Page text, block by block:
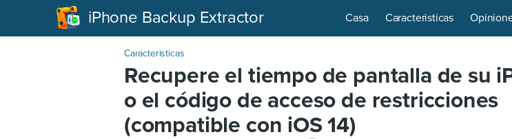
iPhone Backup Extractor Casa Caracteristicas
Caracteristicas
Recupere el tiempo de pantalla de su
o el código de acceso de restricciones
(compatible con iOS 14)